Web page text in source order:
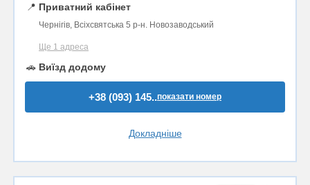
📍 Приватний кабінет
Чернігів, Всіхсвятська 5 р-н. Новозаводський
Ще 1 адреса
🚗 Виїзд додому
+38 (093) 145..показати номер
Докладніше